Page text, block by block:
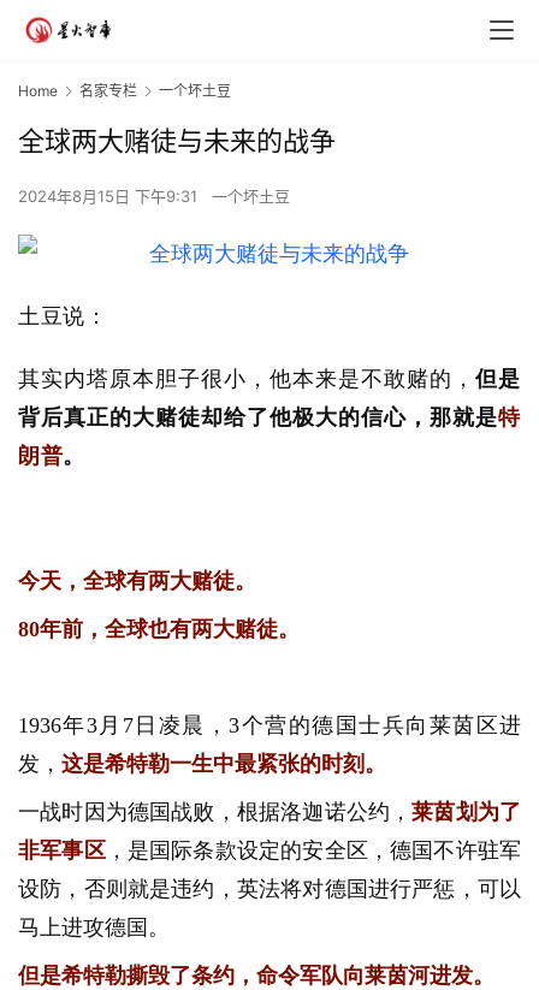
Home 名家专栏 一个坏土豆
全球两大赌徒与未来的战争
2024年8月15日 下午9:31 一个坏土豆
土豆说：
其实内塔原本胆子很小，他本来是不敢赌的，但是
背后真正的大赌徒却给了他极大的信心，那就是特
朗普。
今天，全球有两大赌徒。
80年前，全球也有两大赌徒。
1936年3月7日凌晨，3个营的德国士兵向莱茵区进
发， 这是希特勒一生中最紧张的时刻。
一战时因为德国战败，根据洛迦诺公约，莱茵划为了
非军事区，是国际条款设定的安全区，德国不许驻军
设防，否则就是违约，英法将对德国进行严惩，可以
马上进攻德国。
但是希特勒撕毁了条约，命令军队向莱茵河进发。